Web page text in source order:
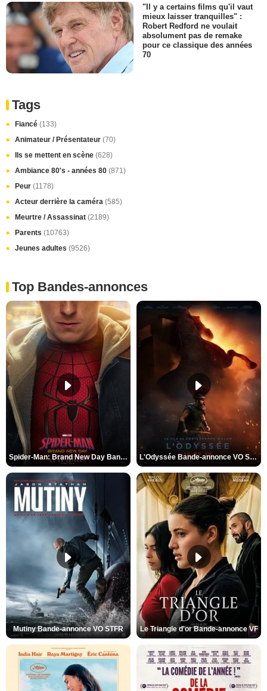
"Il y a certains films qu'il vaut
mieux laisser tranquilles" :
Robert Redford ne voulait
absolument pas de remake
pour ce classique des années
70
Tags
Fiancé (133)
Animateur / Présentateur (70)
Ils se mettent en scène (628)
Ambiance 80's - années 80 (871)
Peur (1178)
Acteur derrière la caméra (585)
Meurtre / Assassinat (2189)
Parents (10763)
Jeunes adultes (9526)
Top Bandes-annonces
Spider-Man: Brand New Day Bande-annonce VO STFR L'Odyssée Bande-annonce VO STFR
Mutiny Bande-annonce VO STFR Le Triangle d'or Bande-annonce VF